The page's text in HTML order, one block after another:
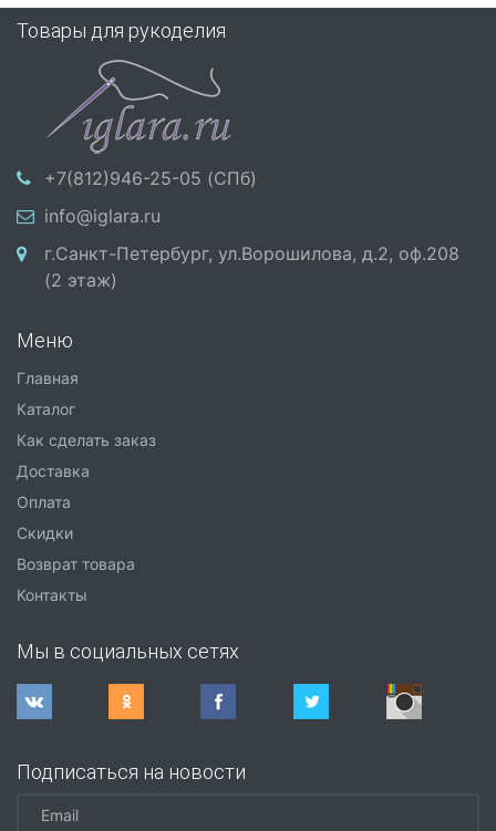
Товары для рукоделия
+7(812)946-25-05 (СПб)
info@iglara.ru
г.Санкт-Петербург, ул.Ворошилова, д.2, оф.208
(2 этаж)
Меню
Главная
Каталог
Как сделать заказ
Доставка
Оплата
Скидки
Возврат товара
Контакты
Мы в социальных сетях
Подписаться на новости